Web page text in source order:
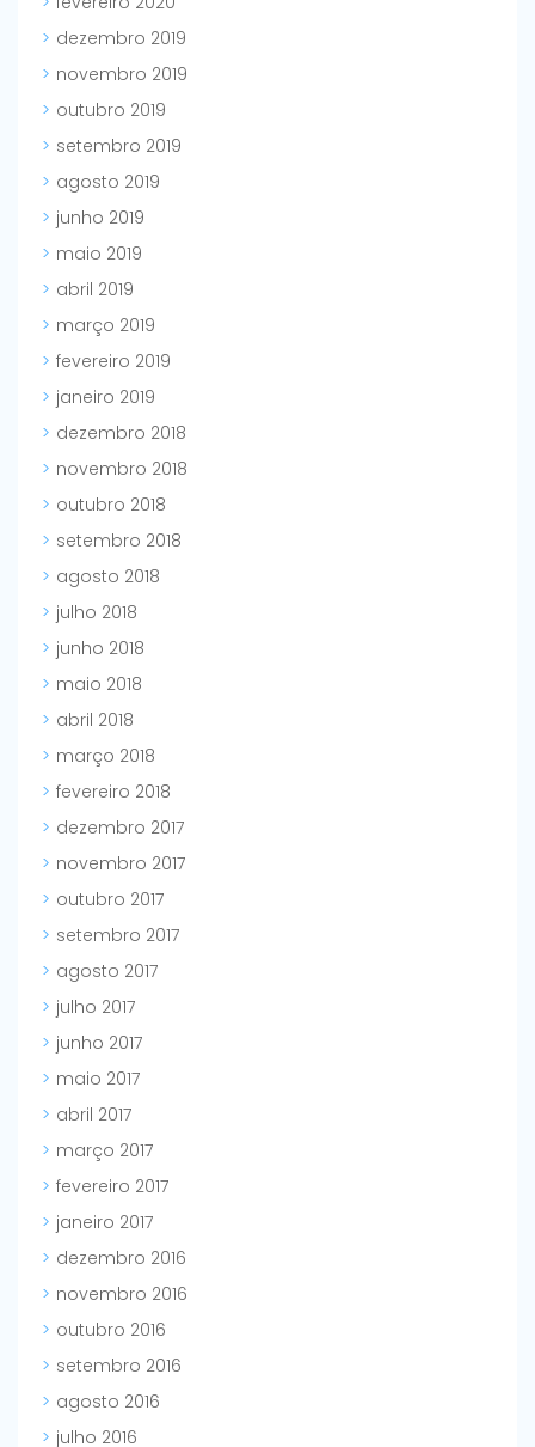
dezembro 2019
novembro 2019
outubro 2019
setembro 2019
agosto 2019
junho 2019
maio 2019
abril 2019
março 2019
fevereiro 2019
janeiro 2019
dezembro 2018
novembro 2018
outubro 2018
setembro 2018
agosto 2018
julho 2018
junho 2018
maio 2018
abril 2018
março 2018
fevereiro 2018
dezembro 2017
novembro 2017
outubro 2017
setembro 2017
agosto 2017
julho 2017
junho 2017
maio 2017
abril 2017
março 2017
fevereiro 2017
janeiro 2017
dezembro 2016
novembro 2016
outubro 2016
setembro 2016
agosto 2016
julho 2016